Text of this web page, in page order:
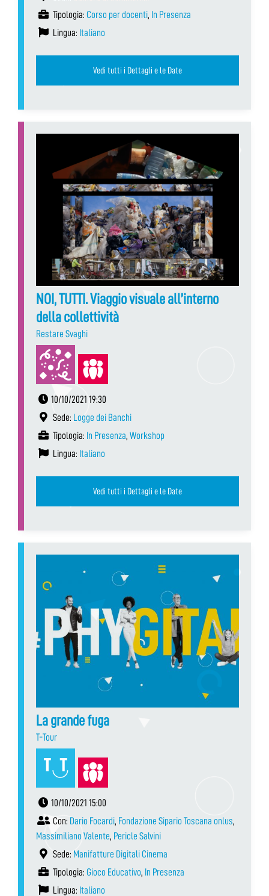
Tipologia: Corso per docenti, In Presenza
Lingua: Italiano
Vedi tutti i Dettagli e le Date
NOI, TUTTI. Viaggio visuale all’interno
della collettività
Restare Svaghi
10/10/2021 19:30
Sede: Logge dei Banchi
Tipologia: In Presenza, Workshop
Lingua: Italiano
Vedi tutti i Dettagli e le Date
La grande fuga
T-Tour
10/10/2021 15:00
Con: Dario Focardi, Fondazione Sipario Toscana onlus,
Massimiliano Valente, Pericle Salvini
Sede: Manifatture Digitali Cinema
Tipologia: Gioco Educativo, In Presenza
Lingua: Italiano